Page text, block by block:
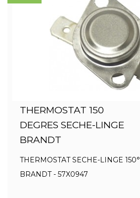
THERMOSTAT 150
DEGRES SECHE-LINGE
BRANDT
THERMOSTAT SECHE-LINGE 150°
BRANDT - 57X0947